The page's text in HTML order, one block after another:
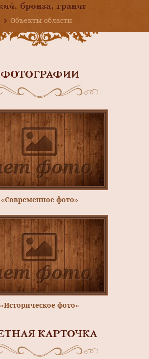
бронза, гранит
Объекты области
ФОТОГРАФИИ
«Современное фото»
«Историческое фото»
КАРТОЧКА